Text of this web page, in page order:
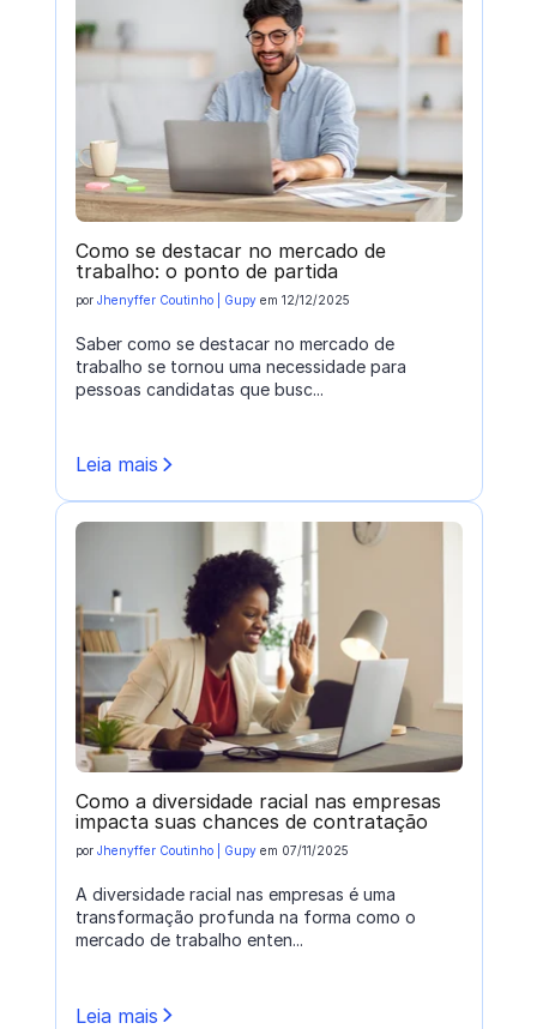
Como se destacar no mercado de
trabalho: o ponto de partida
por Jhenyffer Coutinho | Gupyem 12/12/2025
Saber como se destacar no mercado de
trabalho se tornou uma necessidade para
pessoas candidatas que busc...
Leia mais
Como a diversidade racial nas empresas
impacta suas chances de contratação
por Jhenyffer Coutinho | Gupyem 07/11/2025
A diversidade racial nas empresas é uma
transformação profunda na forma como o
mercado de trabalho enten...
Leia mais